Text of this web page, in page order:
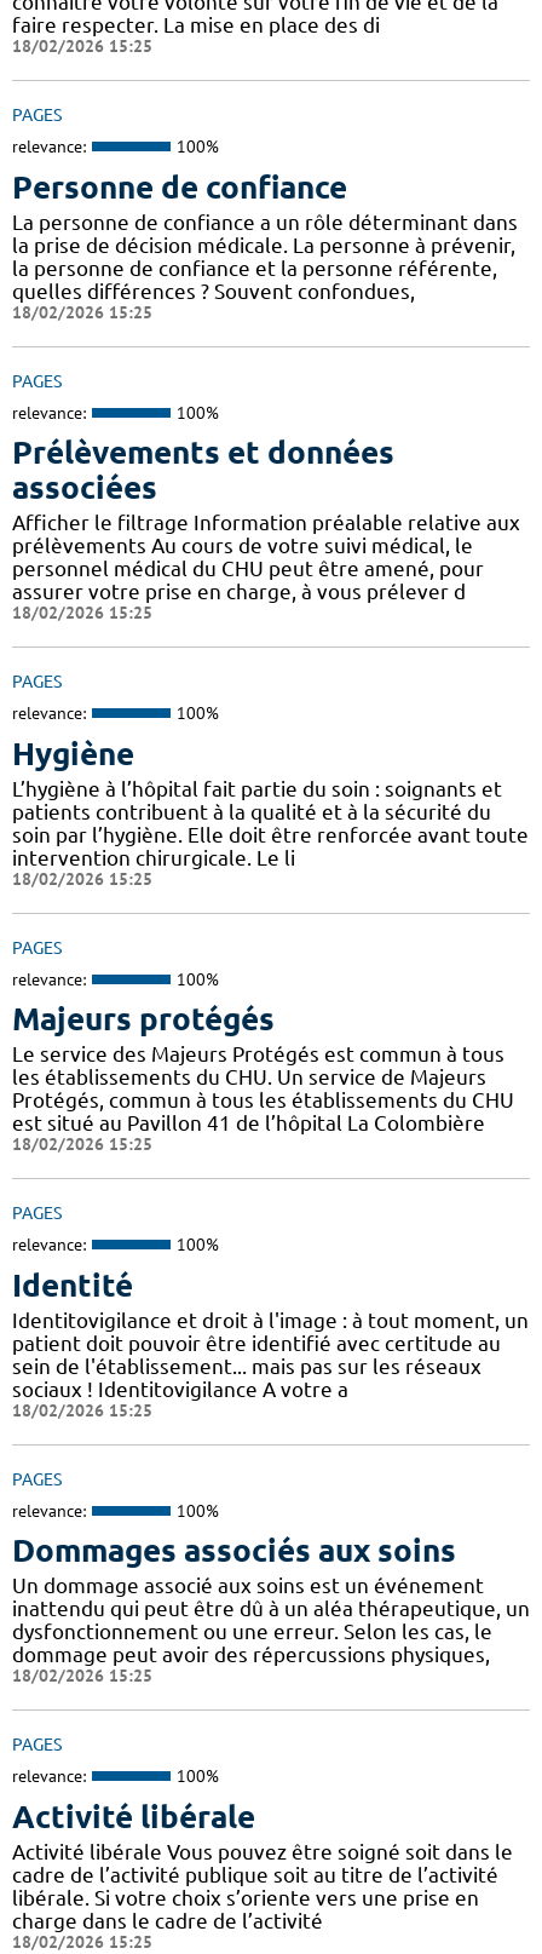
faire respecter. La mise en place des di
18/02/2026 15:25
PAGES
relevance: 100%
Personne de confiance
La personne de confiance a un rôle déterminant dans
la prise de décision médicale. La personne à prévenir,
la personne de confiance et la personne référente,
quelles différences ? Souvent confondues,
18/02/2026 15:25
PAGES
relevance: 100%
Prélèvements et données
associées
Afficher le filtrage Information préalable relative aux
prélèvements Au cours de votre suivi médical, le
personnel médical du CHU peut être amené, pour
assurer votre prise en charge, à vous prélever d
18/02/2026 15:25
PAGES
relevance: 100%
Hygiène
L’hygiène à l’hôpital fait partie du soin : soignants et
patients contribuent à la qualité et à la sécurité du
soin par l’hygiène. Elle doit être renforcée avant toute
intervention chirurgicale. Le li
18/02/2026 15:25
PAGES
relevance: 100%
Majeurs protégés
Le service des Majeurs Protégés est commun à tous
les établissements du CHU. Un service de Majeurs
Protégés, commun à tous les établissements du CHU
est situé au Pavillon 41 de l’hôpital La Colombière
18/02/2026 15:25
PAGES
relevance: 100%
Identité
Identitovigilance et droit à l'image : à tout moment, un
patient doit pouvoir être identifié avec certitude au
sein de l'établissement... mais pas sur les réseaux
sociaux ! Identitovigilance A votre a
18/02/2026 15:25
PAGES
relevance: 100%
Dommages associés aux soins
Un dommage associé aux soins est un événement
inattendu qui peut être dû à un aléa thérapeutique, un
dysfonctionnement ou une erreur. Selon les cas, le
dommage peut avoir des répercussions physiques,
18/02/2026 15:25
PAGES
relevance: 100%
Activité libérale
Activité libérale Vous pouvez être soigné soit dans le
cadre de l’activité publique soit au titre de l’activité
libérale. Si votre choix s’oriente vers une prise en
charge dans le cadre de l’activité
18/02/2026 15:25